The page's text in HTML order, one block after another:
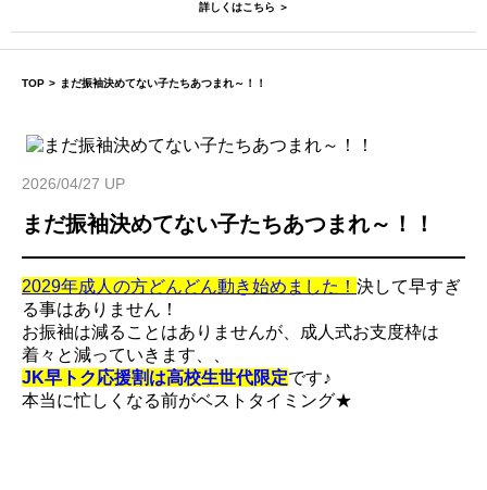
詳しくはこちら ＞
TOP > まだ振袖決めてない子たちあつまれ～！！
2026/04/27 UP
まだ振袖決めてない子たちあつまれ～！！
2029年成人の方どんどん動き始めました！ 決して早すぎ
る事はありません！
お振袖は減ることはありませんが、成人式お支度枠は
着々と減っていきます、、
JK早トク応援割は高校生世代限定です♪
本当に忙しくなる前がベストタイミング★